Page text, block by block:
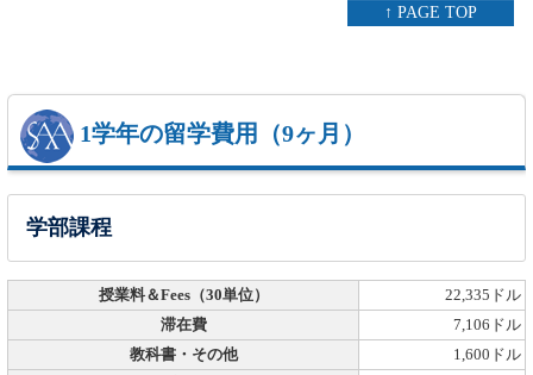
↑ PAGE TOP
1学年の留学費用（9ヶ月）
学部課程
授業料＆Fees（30単位）
22,335ドル
滞在費
7,106ドル
教科書・その他
1,600ドル